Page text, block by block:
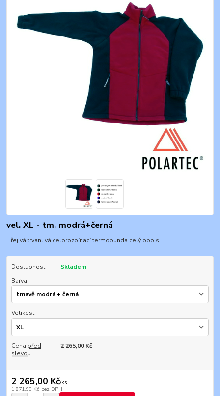
vel. XL - tm. modrá+černá
Hřejivá trvanlivá celorozpínací termobunda celý popis
Dostupnost
Skladem
Barva:
Velikost:
Cena před
slevou
2 265,00 Kč
2 265,00 Kč/ks
1 871,90 Kč bez DPH